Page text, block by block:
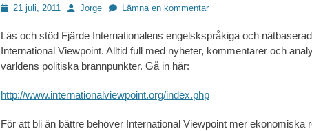
Publicerad
21 juli, 2011 Författare
Jorge Lämna en kommentar
Läs och stöd Fjärde Internationalens engelskspråkiga och
International Viewpoint. Alltid full med nyheter, kommentarer och
världens politiska brännpunkter. Gå in här:
http://www.internationalviewpoint.org/index.php
För att bli än bättre behöver International Viewpoint mer ekonomiska